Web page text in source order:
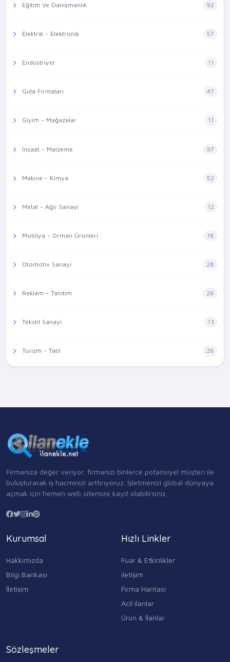
Eğitim Ve Danışmanlık 92
Elektrik - Elektronik 57
Endüstriyel 11
Gıda Firmaları 47
Giyim - Mağazalar 11
İnşaat - Malzeme 97
Makine - Kimya 52
Metal - Ağır Sanayi 12
Mobilya - Orman Ürünleri 18
Otomotiv Sanayi 28
Reklam - Tanıtım 26
Tekstil Sanayi 13
Turizm - Tatil 26
Firmanıza değer veriyor, firmanızı binlerce potansiyel müşteri ile
buluşturarak iş hacminizi arttırıyoruz. İşletmenizi global dünyaya
açmak için hemen web sitemize kayıt olabilirsiniz.
Kurumsal
Hakkımızda
Bilgi Bankası
İletişim
Hızlı Linkler
Fuar & Etkinlikler
iletişim
Firma Haritası
Acil ilanlar
Ürün & İlanlar
Sözleşmeler